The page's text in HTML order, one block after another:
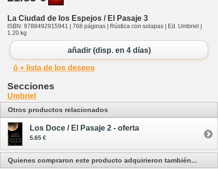
La Ciudad de los Espejos / El Pasaje 3
ISBN: 9788492915941 | 768 páginas | Rústica con solapas | Ed. Umbriel |
1.20 kg
añadir (disp. en 4 días)
ó + lista de los deseos
Secciones
Umbriel
Otros productos relacionados
Los Doce / El Pasaje 2 - oferta
5.65 €
Quienes compraron este producto adquirieron también...